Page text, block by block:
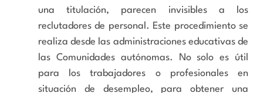
una titulación, parecen invisibles a los
reclutadores de personal. Este procedimiento se
realiza desde las administraciones educativas de
las Comunidades autónomas. No solo es útil
para los trabajadores o profesionales en
situación de desempleo, para obtener una